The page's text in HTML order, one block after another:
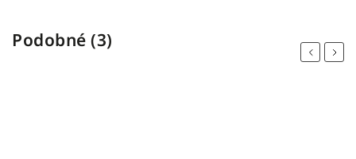
Podobné (3)
Previous
Next